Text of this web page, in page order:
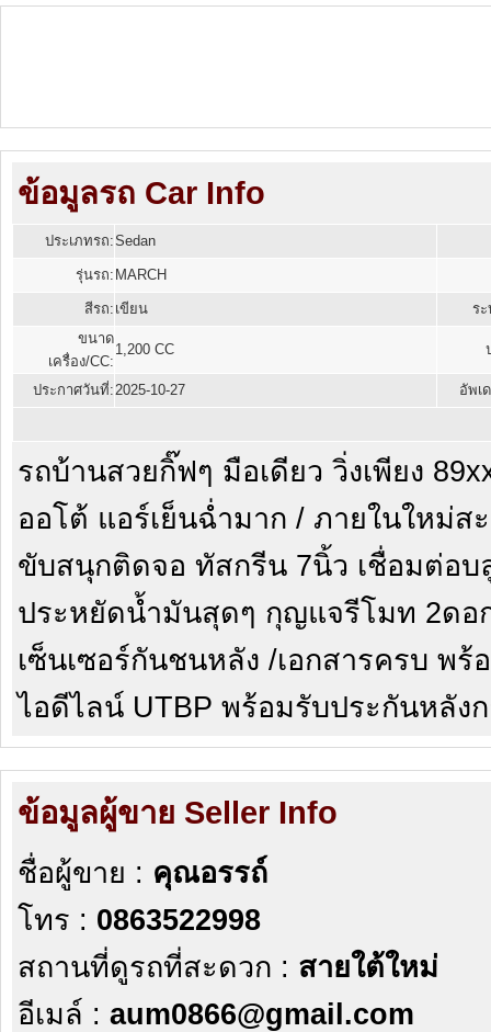
ข้อมูลรถ Car Info
ประเภทรถ:Sedan
รุ่นรถ: MARCH
สีรถ: เขียน
ระ
ขนาด
เครื่อง/CC:
1,200 CC
ประกาศวันที่:2025-10-27 อัพเ
รถบ้านสวยกิ๊ฟๆ มือเดียว วิ่งเพียง
ออโต้ แอร์เย็นฉ่ำมาก / ภายในใหม่ส
ขับสนุกติดจอ ทัสกรีน 7นิ้ว เชื่อมต่อบ
ประหยัดน้ำมันสุดๆ กุญแจรีโมท 2ดอ
เซ็นเซอร์กันชนหลัง /เอกสารครบ พร้
ไอดีไลน์ UTBP พร้อมรับประกันหลัง
ข้อมูลผู้ขาย Seller Info
ชื่อผู้ขาย : คุณอรรถ์
โทร : 0863522998
สถานที่ดูรถที่สะดวก : สายใต้ใหม่
อีเมล์ : aum0866@gmail.com